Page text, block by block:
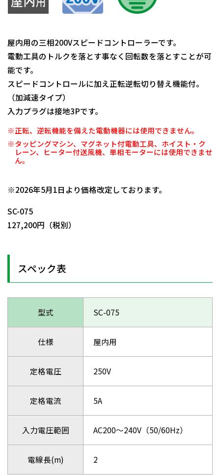
屋内用の三相200Vスピードコントローラーです。
電動工具のトルクを落とす事なく回転数を落とすことが可
能です。
スピードコントロールに加え正転逆転切り替え機能付。
（加減速タイプ）
入力プラグは接地3Pです。
※正転、逆転機能を備えた電動機器には使用できません。
※タッピングマシン、マグネット付電動工具、ホイスト・ク
レーン、ヒーター付送風機、単相モーターには使用できませ
ん。
※2026年5月1日より価格改定しております。
SC-075
127,200円（税別）
スペック表
型式 SC-075
仕様 屋内用
定格電圧 250V
定格電流 5A
入力電圧範囲 AC200～240V（50/60Hz）
電線長(m) 2